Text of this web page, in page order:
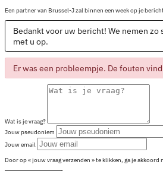
Een partner van Brussel-J zal binnen een week op je
Bedankt voor uw bericht! We nemen
met u op.
Er was een probleempje. De fouten
Wat is je vraag?
Jouw pseudoniem
Jouw email
Door op « jouw vraag verzenden » te klikken, ga je akkoord